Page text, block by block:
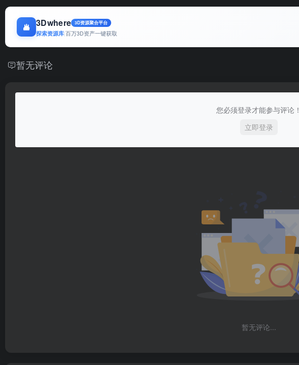
3Dwhere 3D资源聚合平台
探索资源库|百万3D资产一键获取
暂无评论
您必须登录才能参与评论！
立即登录
暂无评论...